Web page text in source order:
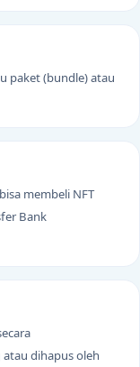
paket (bundle) atau
membeli NFT
Bank
dihapus oleh